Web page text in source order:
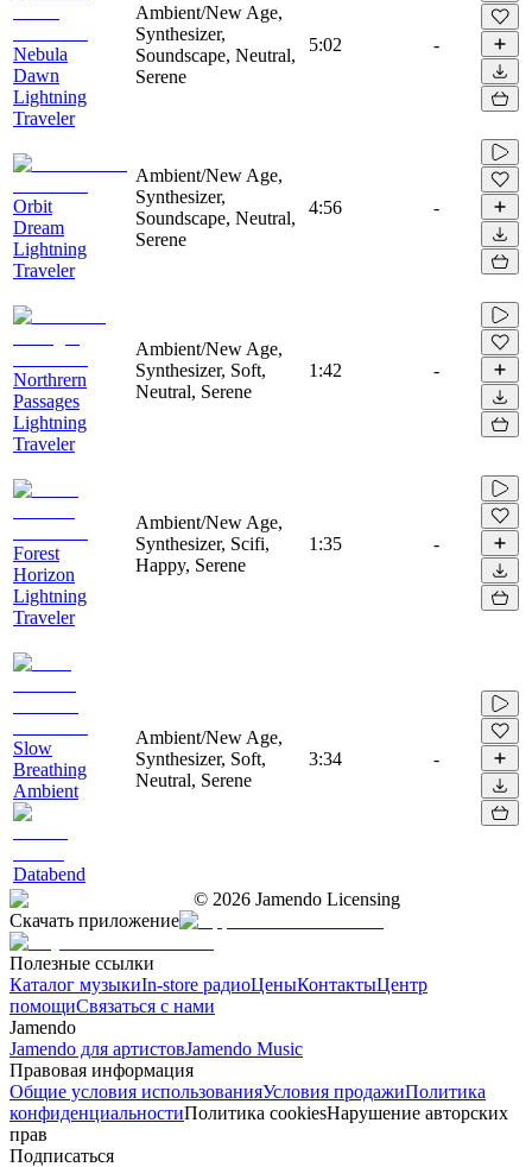
Nebula
Dawn
Lightning
Traveler
Ambient/New Age,
Synthesizer,
Soundscape, Neutral,
Serene
5:02 -
Orbit
Dream
Lightning
Traveler
Ambient/New Age,
Synthesizer,
Soundscape, Neutral,
Serene
4:56 -
Northrern
Passages
Lightning
Traveler
Ambient/New Age,
Synthesizer, Soft,
Neutral, Serene
1:42 -
Forest
Horizon
Lightning
Traveler
Ambient/New Age,
Synthesizer, Scifi,
Happy, Serene
1:35 -
Slow
Breathing
Ambient
Databend
Ambient/New Age,
Synthesizer, Soft,
Neutral, Serene
3:34 -
© 2026 Jamendo Licensing
Скачать приложение
Полезные ссылки
Каталог музыкиIn-store радиоЦеныКонтактыЦентр
помощиСвязаться с нами
Jamendo
Jamendo для артистовJamendo Music
Правовая информация
Общие условия использованияУсловия продажиПолитика
конфиденциальностиПолитика cookiesНарушение авторских
прав
Подписаться